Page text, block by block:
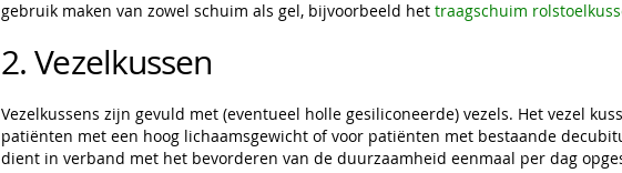
gebruik maken van zowel schuim als gel, bijvoorbeeld het traagschuim
2. Vezelkussen
Vezelkussens zijn gevuld met (eventueel holle gesiliconeerde) vezels. Het vezel
patiënten met een hoog lichaamsgewicht of voor patiënten met bestaande
dient in verband met het bevorderen van de duurzaamheid eenmaal per dag